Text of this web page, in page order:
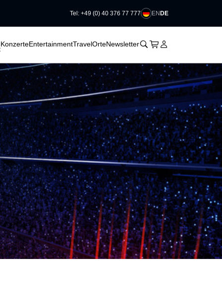
Tel: +49 (0) 40 376 77 777 ENDE
KonzerteEntertainmentTravelOrteNewsletter􀊫 Warenkorb
􀍩 Login
􀉩